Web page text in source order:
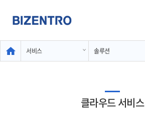
서비스 솔루션
클라우드 서비스